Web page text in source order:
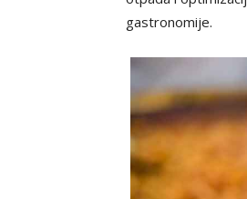
gastronomije.